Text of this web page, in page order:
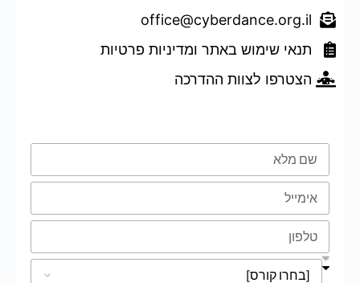
office@cyberdance.org.il
תנאי שימוש באתר ומדיניות פרטיות
הצטרפו לצוות ההדרכה